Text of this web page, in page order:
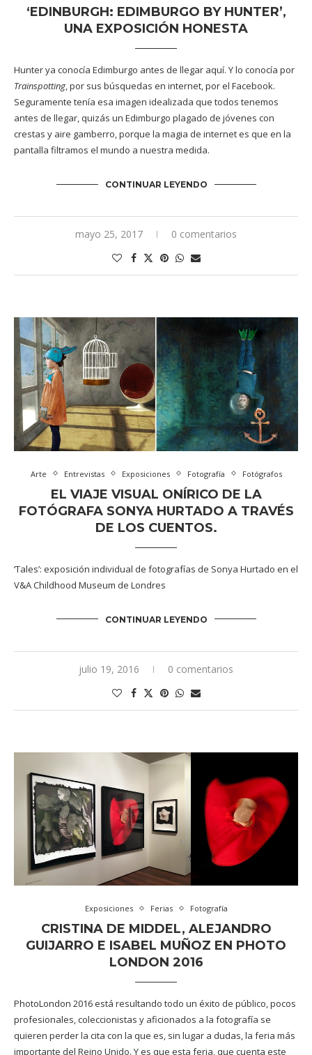
‘EDINBURGH: EDIMBURGO BY HUNTER’,
UNA EXPOSICIÓN HONESTA
Hunter ya conocía Edimburgo antes de llegar aquí. Y lo conocía por
Trainspotting, por sus búsquedas en internet, por el Facebook.
Seguramente tenía esa imagen idealizada que todos tenemos
antes de llegar, quizás un Edimburgo plagado de jóvenes con
crestas y aire gamberro, porque la magia de internet es que en la
pantalla filtramos el mundo a nuestra medida.
CONTINUAR LEYENDO
mayo 25, 2017 0 comentarios
Arte Entrevistas Exposiciones Fotografía Fotógrafos
EL VIAJE VISUAL ONÍRICO DE LA
FOTÓGRAFA SONYA HURTADO A TRAVÉS
DE LOS CUENTOS.
‘Tales’: exposición individual de fotografías de Sonya Hurtado en el
V&A Childhood Museum de Londres
CONTINUAR LEYENDO
julio 19, 2016 0 comentarios
Exposiciones Ferias Fotografía
CRISTINA DE MIDDEL, ALEJANDRO
GUIJARRO E ISABEL MUÑOZ EN PHOTO
LONDON 2016
PhotoLondon 2016 está resultando todo un éxito de público, pocos
profesionales, coleccionistas y aficionados a la fotografía se
quieren perder la cita con la que es, sin lugar a dudas, la feria más
importante del Reino Unido. Y es que esta feria, que cuenta este